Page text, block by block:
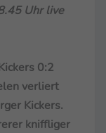
Uhr live
0:2
verliert
Kickers.
kniffliger